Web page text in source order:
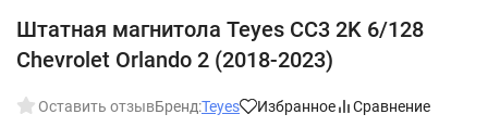
Штатная магнитола Teyes CC3 2K 6/128
Chevrolet Orlando 2 (2018-2023)
Оставить отзывБренд:Teyes Избранное Сравнение